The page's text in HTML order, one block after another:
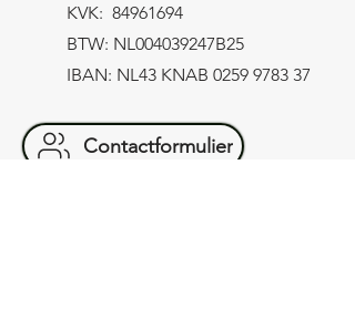
KVK: 84961694
BTW: NL004039247B25
IBAN: NL43 KNAB 0259 9783 37
Contactformulier